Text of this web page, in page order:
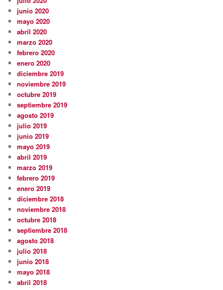
junio 2020
mayo 2020
abril 2020
marzo 2020
febrero 2020
enero 2020
diciembre 2019
noviembre 2019
octubre 2019
septiembre 2019
agosto 2019
julio 2019
junio 2019
mayo 2019
abril 2019
marzo 2019
febrero 2019
enero 2019
diciembre 2018
noviembre 2018
octubre 2018
septiembre 2018
agosto 2018
julio 2018
junio 2018
mayo 2018
abril 2018